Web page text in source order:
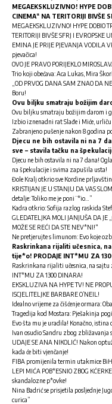
MEGAEKSKLUZIVNO! HYPE
CINEMA“ NA TERITORIJI BIVŠE
MEGAEKSKLUZIVNO! HYPE DOBIO
TERITORIJI BIVŠE SFRJ I EVROPSKE
EMINA JE PRIJE PJEVANJA VODILA
pjevačica!
OVO JE PRAVO PORIJEKLO
Trio koji obećava: Aca Lukas, Mira
„OD PRVOG DANA SAM ZNAO DA
Boru!
Ovu biljku smatraju božijim
Ovu biljku smatraju božijim darom i
Izbio iznenadni rat Slađe i Miće,
Zabranjeno pušenje nakon 8 godina
Djecu ne bih ostavila ni na 7
sve – stavila tačku na
Djecu ne bih ostavila ni na 7 dana!
na špekulacije i svima zapušila usta!
Đole Kralj otkrio sve Kordine
KRISTIJAN JE U STANJU DA VAS
detalje: Toliko me je poni¨*io…”
Kadra otkrio: Sofija razlog raskida
GLEDATELJKA MOLI JANJUŠA DA
MOŽE SE REĆI DA STE NEV*NI!“
Ne pretjerujte s limunom: Evo koje
Raskrinkana rijaliti učesnica,
tije*o! PRODAJE INT*MU ZA
Raskrinkana rijaliti učesnica, na sajtu
INT*MU ZA 1300 DINARA!
EKSKLUZIVA NA HYPE TV! NE
ISCJELITELJKE BARBARE O’NEIL!
Idealno vrijeme za čišćenje ormara:
Tragedija kod Mostara: Pješakinja
Evo šta mu je uradila! Konačno,
Ivan osudio Sandru zbog
UDAJE SE ANA NIKOLIĆ! Nakon
kada će biti vjenčanje!
FIBA promijenila termin utakmice
LEPI MIĆA POB*ESNIO ZBOG
skandalozne p*ovke!
Nina Badrić se prisjetila posljednje
curica”